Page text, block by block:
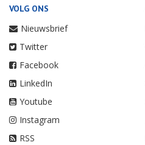
VOLG ONS
Nieuwsbrief
Twitter
Facebook
LinkedIn
Youtube
Instagram
RSS